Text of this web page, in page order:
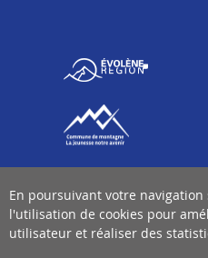
En poursuivant votre navigation
l'utilisation de cookies pour
utilisateur et réaliser des